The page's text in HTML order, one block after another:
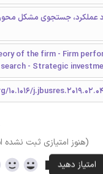
عملکرد، جستجوی مشکل
of the firm - Firm
- Strategic
(هنوز امتیازی ثبت